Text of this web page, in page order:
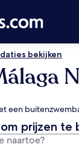
bekijken
een
prijzen te
naartoe?